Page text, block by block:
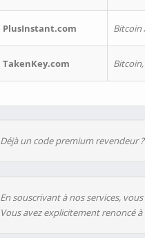
PlusInstant.com Bitcoin
TakenKey.com
Déjà un code premium revendeur ?
En souscrivant à nos services,
Vous avez explicitement renoncé